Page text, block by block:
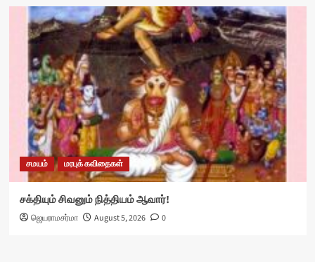
சமயம் மரபுக் கவிதைகள்
சக்தியும் சிவனும் நித்தியம் ஆவார்!
ஜெயராமசர்மா August 5, 2026 0